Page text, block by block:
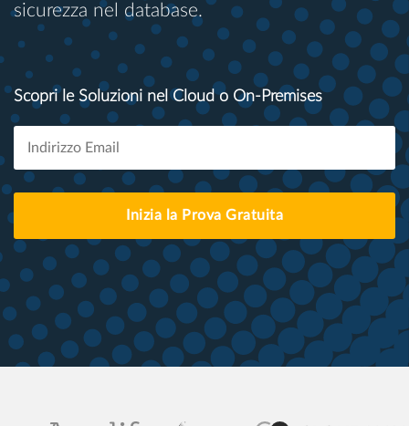
sicurezza nel database.
Scopri le Soluzioni nel Cloud o On-Premises
Inizia la Prova Gratuita